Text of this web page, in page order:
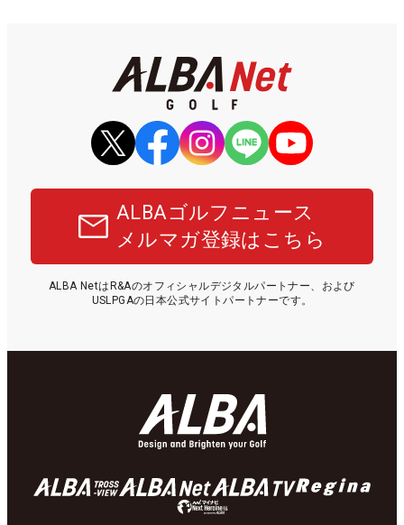
ALBAゴルフニュース
メルマガ登録はこちら
ALBA NetはR&Aのオフィシャルデジタルパートナー、および
USLPGAの日本公式サイトパートナーです。